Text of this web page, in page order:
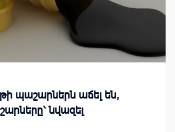
պաշարներն աճել են,
նվազել